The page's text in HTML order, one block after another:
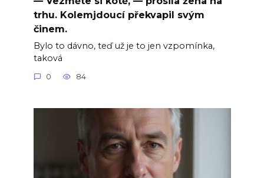
trhu. Kolemjdoucí překvapil svým
činem.
Bylo to dávno, teď už je to jen vzpomínka,
taková
0 84